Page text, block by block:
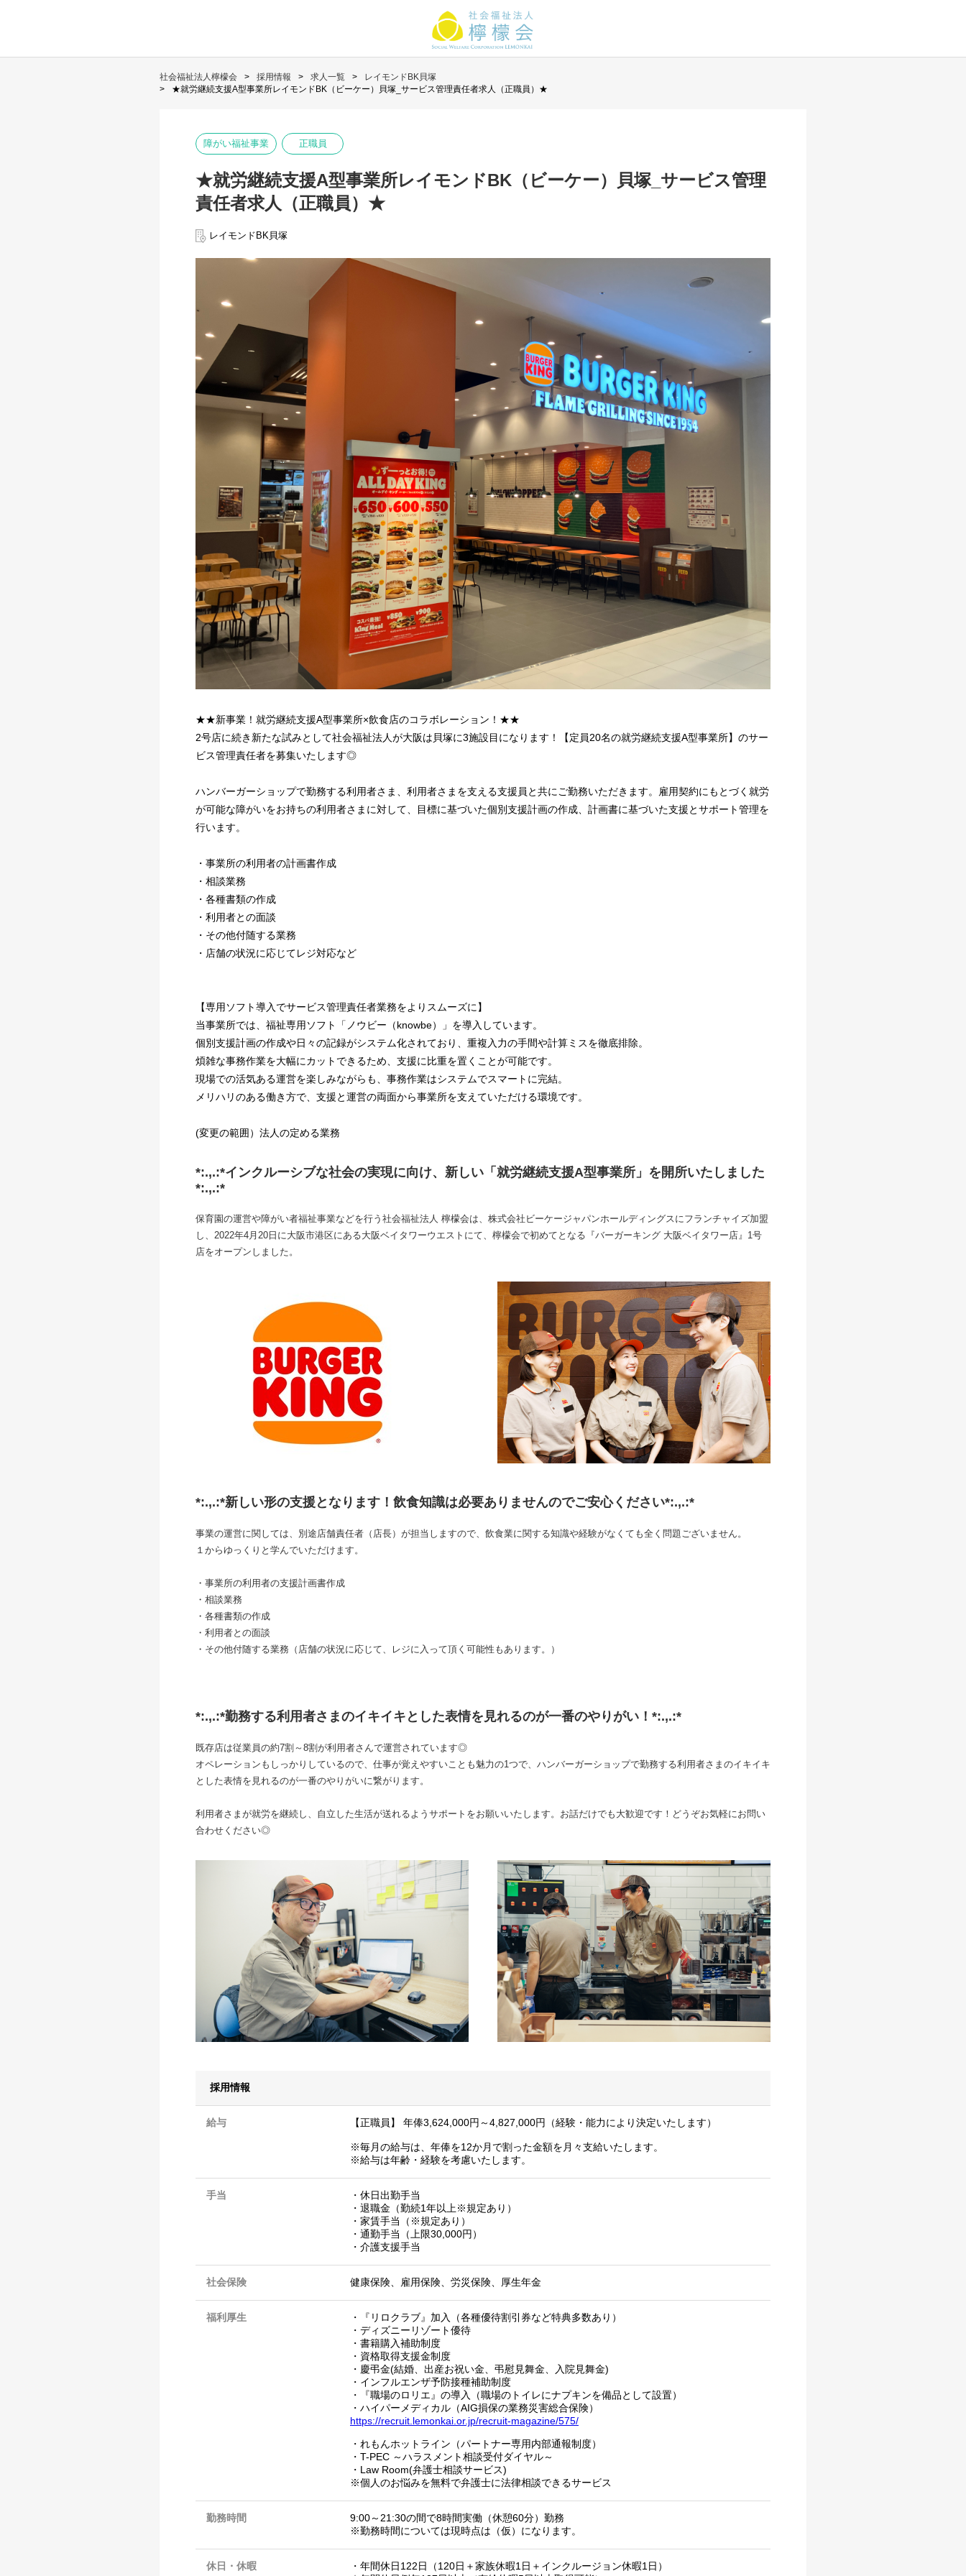
社会福祉法人檸檬会 採用情報 求人一覧
レイモンドBK貝塚
★就労継続支援A型事業所レイモンドBK（ビーケー）貝塚_サービス管理責任者求人（正職員）★
障がい福祉事業 正職員
★就労継続支援A型事業所レイモンドBK（ビーケー）貝塚_サービス管理
責任者求人（正職員）★
レイモンドBK貝塚
★★新事業！就労継続支援A型事業所×飲食店のコラボレーション！★★
2号店に続き新たな試みとして社会福祉法人が大阪は貝塚に3施設目になります！【定員20名の就労継続支援A型事業所】のサー
ビス管理責任者を募集いたします◎
ハンバーガーショップで勤務する利用者さま、利用者さまを支える支援員と共にご勤務いただきます。雇用契約にもとづく就労
が可能な障がいをお持ちの利用者さまに対して、目標に基づいた個別支援計画の作成、計画書に基づいた支援とサポート管理を
行います。
・事業所の利用者の計画書作成
・相談業務
・各種書類の作成
・利用者との面談
・その他付随する業務
・店舗の状況に応じてレジ対応など
【専用ソフト導入でサービス管理責任者業務をよりスムーズに】
当事業所では、福祉専用ソフト「ノウビー（knowbe）」を導入しています。
個別支援計画の作成や日々の記録がシステム化されており、重複入力の手間や計算ミスを徹底排除。
煩雑な事務作業を大幅にカットできるため、支援に比重を置くことが可能です。
現場での活気ある運営を楽しみながらも、事務作業はシステムでスマートに完結。
メリハリのある働き方で、支援と運営の両面から事業所を支えていただける環境です。
(変更の範囲）法人の定める業務
*:.,.:*インクルーシブな社会の実現に向け、新しい「就労継続支援A型事業所」を開所いたしました
*:.,.:*
保育園の運営や障がい者福祉事業などを行う社会福祉法人 檸檬会は、株式会社ビーケージャパンホールディングスにフランチャイズ加盟
し、2022年4月20日に大阪市港区にある大阪ベイタワーウエストにて、檸檬会で初めてとなる『バーガーキング 大阪ベイタワー店』1号
店をオープンしました。
*:.,.:*新しい形の支援となります！飲食知識は必要ありませんのでご安心ください*:.,.:*
事業の運営に関しては、別途店舗責任者（店長）が担当しますので、飲食業に関する知識や経験がなくても全く問題ございません。
１からゆっくりと学んでいただけます。
・事業所の利用者の支援計画書作成
・相談業務
・各種書類の作成
・利用者との面談
・その他付随する業務（店舗の状況に応じて、レジに入って頂く可能性もあります。）
*:.,.:*勤務する利用者さまのイキイキとした表情を見れるのが一番のやりがい！*:.,.:*
既存店は従業員の約7割～8割が利用者さんで運営されています◎
オペレーションもしっかりしているので、仕事が覚えやすいことも魅力の1つで、ハンバーガーショップで勤務する利用者さまのイキイキ
とした表情を見れるのが一番のやりがいに繋がります。
利用者さまが就労を継続し、自立した生活が送れるようサポートをお願いいたします。お話だけでも大歓迎です！どうぞお気軽にお問い
合わせください◎
採用情報
給与 【正職員】 年俸3,624,000円～4,827,000円（経験・能力により決定いたします）
※毎月の給与は、年俸を12か月で割った金額を月々支給いたします。
※給与は年齢・経験を考慮いたします。
手当
・休日出勤手当
・退職金（勤続1年以上※規定あり）
・家賃手当（※規定あり）
・通勤手当（上限30,000円）
・介護支援手当
社会保険 健康保険、雇用保険、労災保険、厚生年金
福利厚生
・『リロクラブ』加入（各種優待割引券など特典多数あり）
・ディズニーリゾート優待
・書籍購入補助制度
・資格取得支援金制度
・慶弔金(結婚、出産お祝い金、弔慰見舞金、入院見舞金)
・インフルエンザ予防接種補助制度
・『職場のロリエ』の導入（職場のトイレにナプキンを備品として設置）
・ハイパーメディカル（AIG損保の業務災害総合保険）
https://recruit.lemonkai.or.jp/recruit-magazine/575/
・れもんホットライン（パートナー専用内部通報制度）
・T-PEC ～ハラスメント相談受付ダイヤル～
・Law Room(弁護士相談サービス)
※個人のお悩みを無料で弁護士に法律相談できるサービス
勤務時間
9:00～21:30の間で8時間実働（休憩60分）勤務
※勤務時間については現時点は（仮）になります。
休日・休暇
・年間休日122日（120日＋家族休暇1日＋インクルージョン休暇1日）